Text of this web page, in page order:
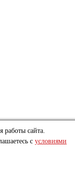
сайта.
с условиями